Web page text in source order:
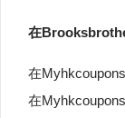
在
在
在